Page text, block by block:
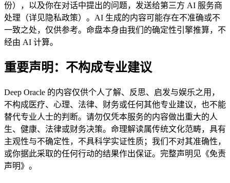
份），以及你在对话中提出的问题，发送给第三方 AI 服务商
处理（详见隐私政策）。AI 生成的内容可能存在不准确或不
一致之处，仅供参考。命盘本身由我们的确定性引擎推算，不
经由 AI 计算。
重要声明：不构成专业建议
Deep Oracle 的内容仅供个人了解、反思、启发与娱乐之用，
不构成医疗、心理、法律、财务或任何其他专业建议，也不能
替代专业人士的判断。请勿仅凭本服务的内容做出重大的人
生、健康、法律或财务决策。命理解读属传统文化范畴，具有
主观性与不确定性，不具科学实证性质；我们不对其准确性，
或你据此采取的任何行动的结果作出保证。完整声明见《免责
声明》。